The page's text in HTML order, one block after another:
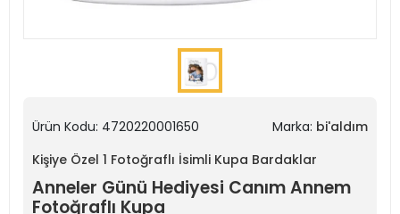
Ürün Kodu: 4720220001650 Marka: bi'aldım
Kişiye Özel 1 Fotoğraflı İsimli Kupa Bardaklar
Anneler Günü Hediyesi Canım Annem
Fotoğraflı Kupa